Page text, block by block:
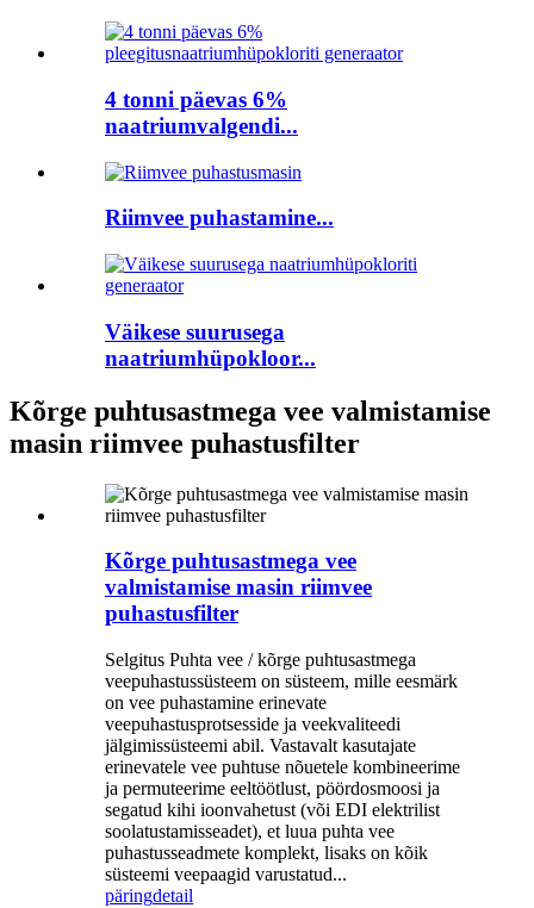
4 tonni päevas 6%
naatriumvalgendi...
Riimvee puhastamine...
Väikese suurusega
naatriumhüpokloor...
Kõrge puhtusastmega vee valmistamise
masin riimvee puhastusfilter
Kõrge puhtusastmega vee
valmistamise masin riimvee
puhastusfilter
Selgitus Puhta vee / kõrge puhtusastmega
veepuhastussüsteem on süsteem, mille eesmärk
on vee puhastamine erinevate
veepuhastusprotsesside ja veekvaliteedi
jälgimissüsteemi abil. Vastavalt kasutajate
erinevatele vee puhtuse nõuetele kombineerime
ja permuteerime eeltöötlust, pöördosmoosi ja
segatud kihi ioonvahetust (või EDI elektrilist
soolatustamisseadet), et luua puhta vee
puhastusseadmete komplekt, lisaks on kõik
süsteemi veepaagid varustatud...
päringdetail